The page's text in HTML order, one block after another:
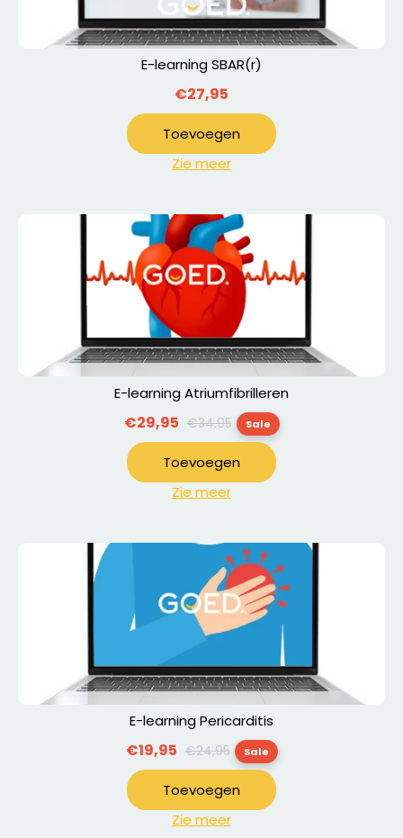
E-learning SBAR(r)
€27,95
Toevoegen
Zie meer
E-learning Atriumfibrilleren
€29,95 Normale
prijs
€34,95 Sale
Toevoegen
Zie meer
E-learning Pericarditis
€19,95 Normale
prijs
€24,95 Sale
Toevoegen
Zie meer